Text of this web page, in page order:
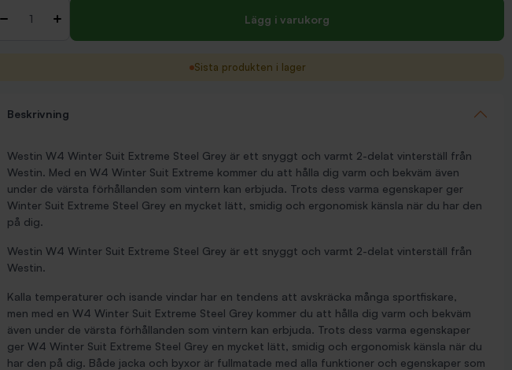
- + Lägg i varukorg
Sista produkten i lager
Beskrivning
Westin W4 Winter Suit Extreme Steel Grey är ett snyggt och varmt 2-delat vinterställ från
Westin. Med en W4 Winter Suit Extreme kommer du att hålla dig varm och bekväm även
under de värsta förhållanden som vintern kan erbjuda. Trots dess varma egenskaper ger
Winter Suit Extreme Steel Grey en mycket lätt, smidig och ergonomisk känsla när du har den
på dig.
Westin W4 Winter Suit Extreme Steel Grey är ett snyggt och varmt 2-delat vinterställ från
Westin.
Kalla temperaturer och isande vindar har en tendens att avskräcka många sportfiskare,
men med en W4 Winter Suit Extreme Steel Grey kommer du att hålla dig varm och bekväm
även under de värsta förhållanden som vintern kan erbjuda. Trots dess varma egenskaper
ger W4 Winter Suit Extreme Steel Grey en mycket lätt, smidig och ergonomisk känsla när du
har den på dig. Både jacka och byxor är fullmatade med alla funktioner och egenskaper som